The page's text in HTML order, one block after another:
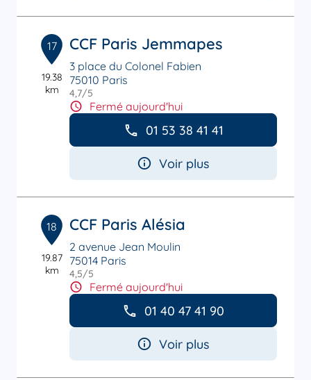
17
19.38
km
CCF Paris Jemmapes
3 place du Colonel Fabien
75010 Paris
4,7/5
Fermé aujourd'hui
01 53 38 41 41
Voir plus
18
19.87
km
CCF Paris Alésia
2 avenue Jean Moulin
75014 Paris
4,5/5
Fermé aujourd'hui
01 40 47 41 90
Voir plus